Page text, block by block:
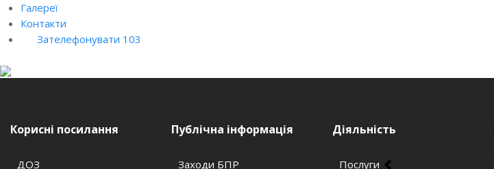
Галереї
Контакти
Зателефонувати 103
Корисні посилання
ДОЗ
Публічна інформація
Заходи БПР
Діяльність
Послуги